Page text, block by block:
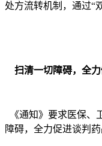
处方流转机制，通过“
扫清一切障碍，全
《通知》要求医保、
障碍，全力促进谈判